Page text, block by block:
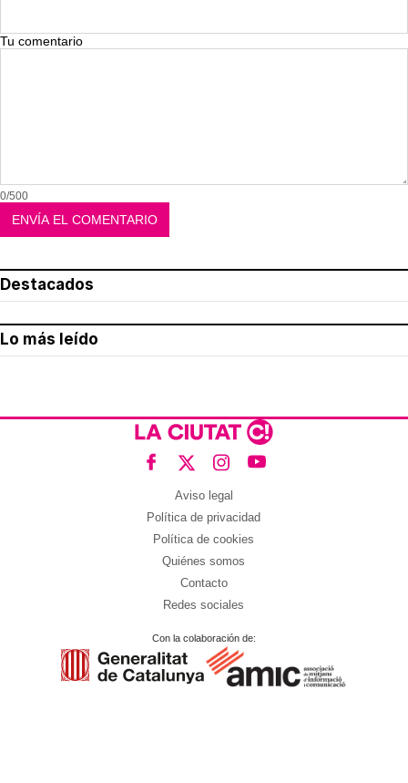
Tu comentario
0/500
Destacados
Lo más leído
Aviso legal
Política de privacidad
Política de cookies
Quiénes somos
Contacto
Redes sociales
Con la colaboración de: